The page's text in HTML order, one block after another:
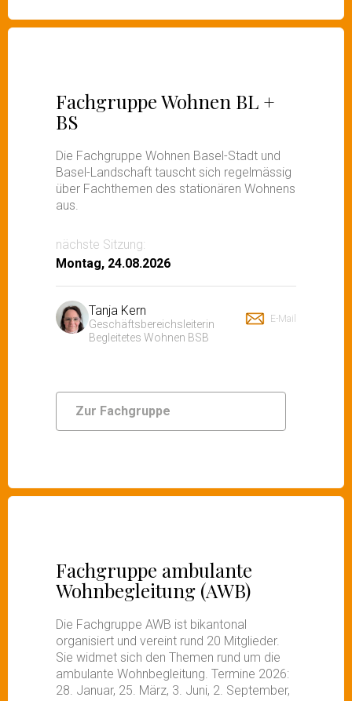
Fachgruppe Wohnen BL +
BS
Die Fachgruppe Wohnen Basel-Stadt und
Basel-Landschaft tauscht sich regelmässig
über Fachthemen des stationären Wohnens
aus.
nächste Sitzung:
Montag, 24.08.2026
Tanja Kern
Geschäftsbereichsleiterin
Begleitetes Wohnen BSB
E-Mail
Zur Fachgruppe
Fachgruppe ambulante
Wohnbegleitung (AWB)
Die Fachgruppe AWB ist bikantonal
organisiert und vereint rund 20 Mitglieder.
Sie widmet sich den Themen rund um die
ambulante Wohnbegleitung. Termine 2026:
28. Januar, 25. März, 3. Juni, 2. September,